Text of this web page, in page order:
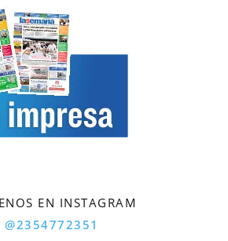
EN INSTAGRAM
@2354772351